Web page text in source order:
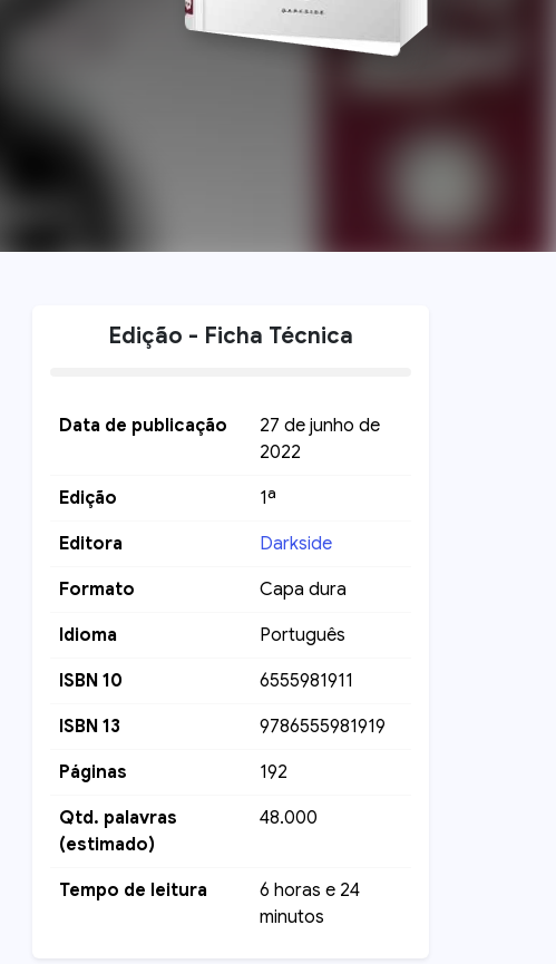
Edição - Ficha Técnica
Data de publicação
27 de junho de
2022
Edição 1ª
Editora Darkside
Formato Capa dura
Idioma Português
ISBN 10 6555981911
ISBN 13 9786555981919
Páginas 192
Qtd. palavras
(estimado)
48.000
Tempo de leitura
6 horas e 24
minutos